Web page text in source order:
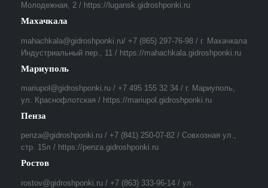
Молодежная, 2 / https://lugansk.gidroshponki.ru
Махачкала
mahachkala@gidroshponki.ru/ +7 (865) 297-76-98 / г. Махачкала
Индустриальный пер., 11 / https://mahachkala.gidroshponki.ru
Мариуполь
mariupol@gidroshponki.ru / +7 495 155 32 34 / г. Мариуполь,
ул. Краснофлотская / https://mariupol.gidroshponki.ru
Пенза
penza@gidroshponki.ru / +7 (841) 250-07-82 / Совхозная ул.,
стр. 15л / https://penza.gidroshponki.ru
Ростов
rostov@gidroshponki.ru / +7 (863) 333-96-14 / ул.